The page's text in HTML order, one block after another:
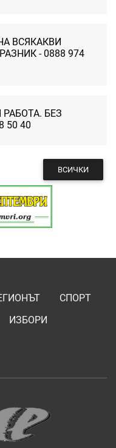
ВСЯКАКВИ
- 0888 974
БЕЗ
50 40
ВСИЧКИ
СПОРТ
ИЗБОРИ